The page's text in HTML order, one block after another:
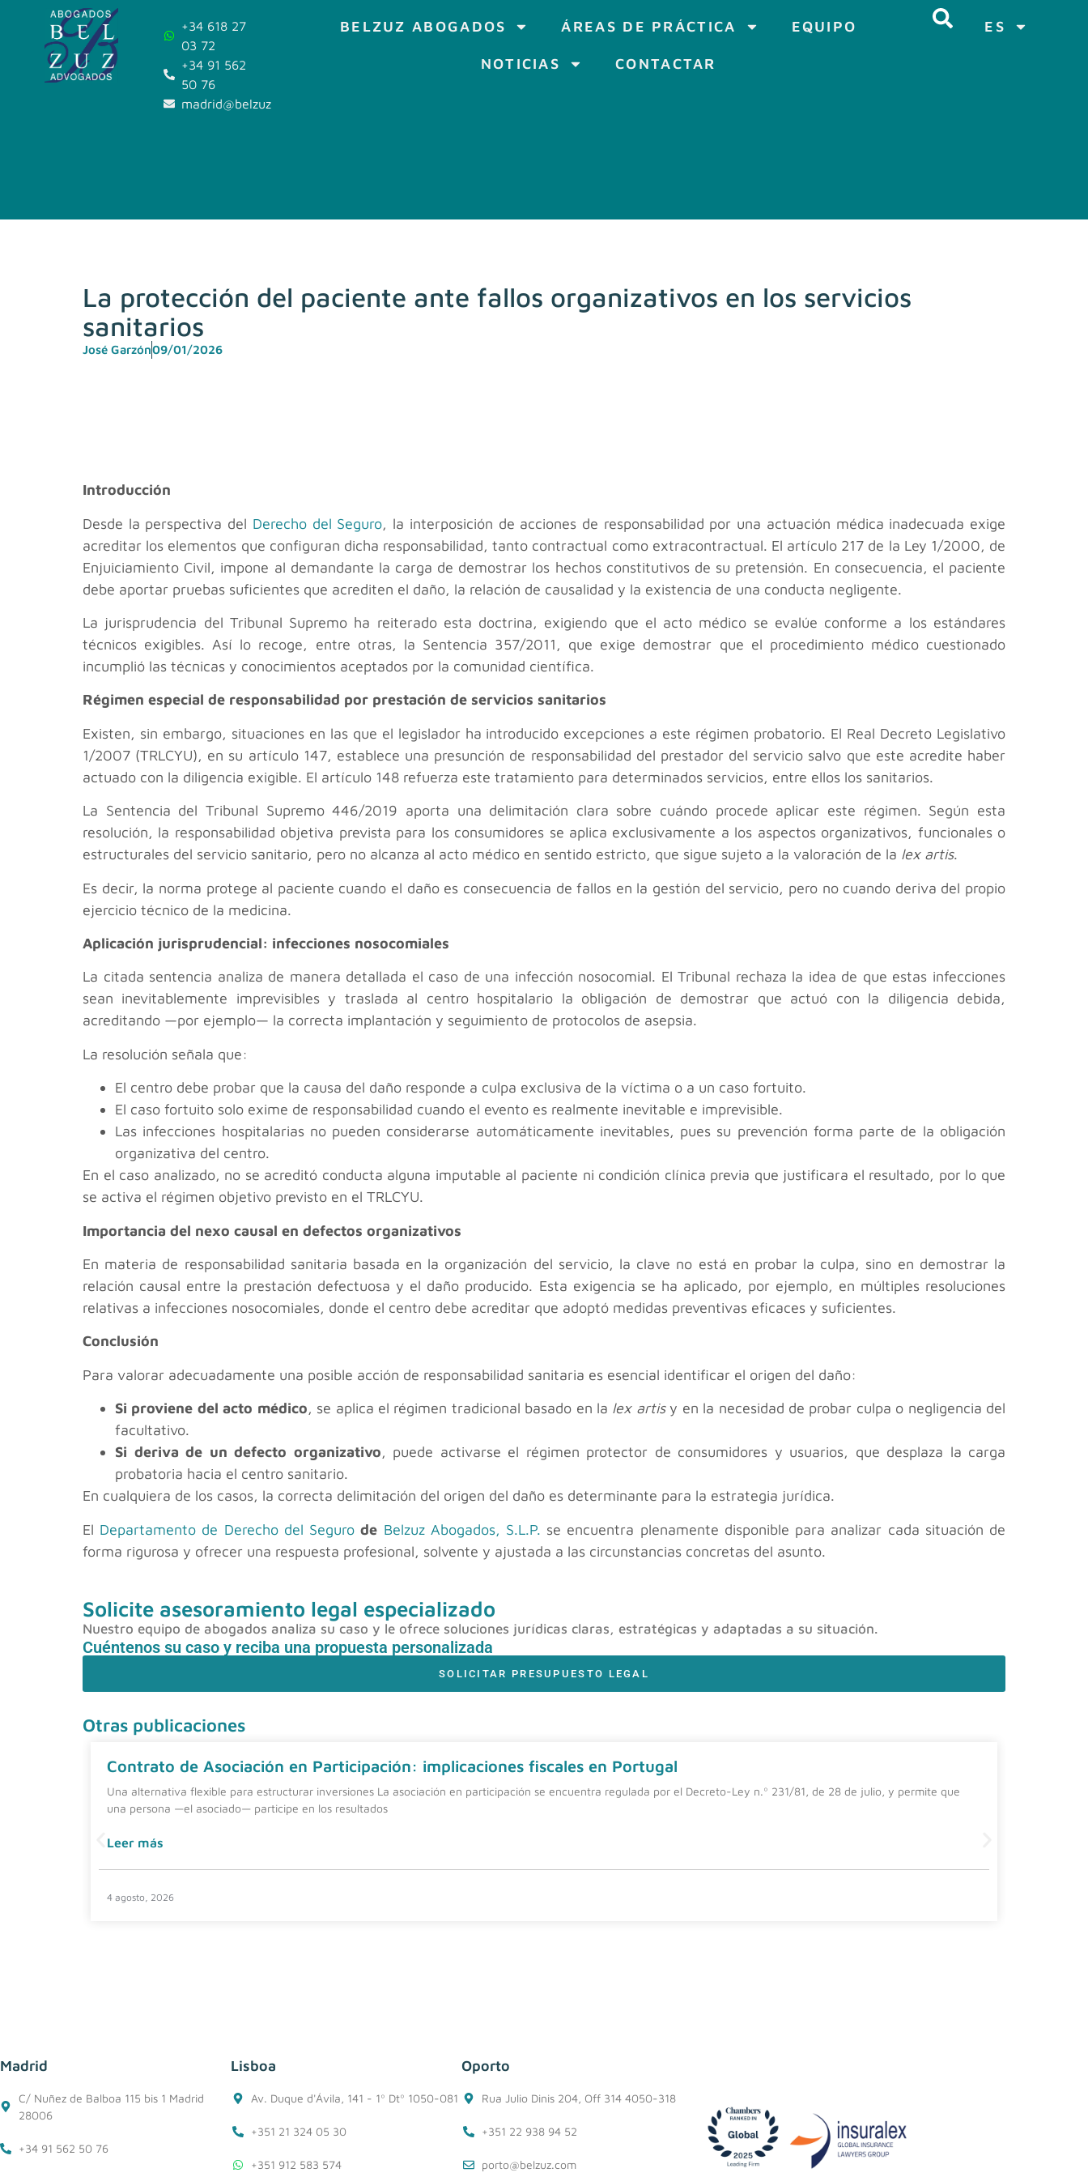
+34 618 27
03 72
+34 91 562
50 76
madrid@belzuz.com
BELZUZ ABOGADOS ÁREAS DE PRÁCTICA EQUIPO
NOTICIAS CONTACTAR
ES
La protección del paciente ante fallos organizativos en los servicios
sanitarios
José Garzón09/01/2026
Introducción
Desde la perspectiva del Derecho del Seguro, la interposición de acciones de responsabilidad por una actuación médica inadecuada exige
acreditar los elementos que configuran dicha responsabilidad, tanto contractual como extracontractual. El artículo 217 de la Ley 1/2000, de
Enjuiciamiento Civil, impone al demandante la carga de demostrar los hechos constitutivos de su pretensión. En consecuencia, el paciente
debe aportar pruebas suficientes que acrediten el daño, la relación de causalidad y la existencia de una conducta negligente.
La jurisprudencia del Tribunal Supremo ha reiterado esta doctrina, exigiendo que el acto médico se evalúe conforme a los estándares
técnicos exigibles. Así lo recoge, entre otras, la Sentencia 357/2011, que exige demostrar que el procedimiento médico cuestionado
incumplió las técnicas y conocimientos aceptados por la comunidad científica.
Régimen especial de responsabilidad por prestación de servicios sanitarios
Existen, sin embargo, situaciones en las que el legislador ha introducido excepciones a este régimen probatorio. El Real Decreto Legislativo
1/2007 (TRLCYU), en su artículo 147, establece una presunción de responsabilidad del prestador del servicio salvo que este acredite haber
actuado con la diligencia exigible. El artículo 148 refuerza este tratamiento para determinados servicios, entre ellos los sanitarios.
La Sentencia del Tribunal Supremo 446/2019 aporta una delimitación clara sobre cuándo procede aplicar este régimen. Según esta
resolución, la responsabilidad objetiva prevista para los consumidores se aplica exclusivamente a los aspectos organizativos, funcionales o
estructurales del servicio sanitario, pero no alcanza al acto médico en sentido estricto, que sigue sujeto a la valoración de la lex artis.
Es decir, la norma protege al paciente cuando el daño es consecuencia de fallos en la gestión del servicio, pero no cuando deriva del propio
ejercicio técnico de la medicina.
Aplicación jurisprudencial: infecciones nosocomiales
La citada sentencia analiza de manera detallada el caso de una infección nosocomial. El Tribunal rechaza la idea de que estas infecciones
sean inevitablemente imprevisibles y traslada al centro hospitalario la obligación de demostrar que actuó con la diligencia debida,
acreditando —por ejemplo— la correcta implantación y seguimiento de protocolos de asepsia.
La resolución señala que:
El centro debe probar que la causa del daño responde a culpa exclusiva de la víctima o a un caso fortuito.
El caso fortuito solo exime de responsabilidad cuando el evento es realmente inevitable e imprevisible.
Las infecciones hospitalarias no pueden considerarse automáticamente inevitables, pues su prevención forma parte de la obligación
organizativa del centro.
En el caso analizado, no se acreditó conducta alguna imputable al paciente ni condición clínica previa que justificara el resultado, por lo que
se activa el régimen objetivo previsto en el TRLCYU.
Importancia del nexo causal en defectos organizativos
En materia de responsabilidad sanitaria basada en la organización del servicio, la clave no está en probar la culpa, sino en demostrar la
relación causal entre la prestación defectuosa y el daño producido. Esta exigencia se ha aplicado, por ejemplo, en múltiples resoluciones
relativas a infecciones nosocomiales, donde el centro debe acreditar que adoptó medidas preventivas eficaces y suficientes.
Conclusión
Para valorar adecuadamente una posible acción de responsabilidad sanitaria es esencial identificar el origen del daño:
Si proviene del acto médico, se aplica el régimen tradicional basado en la lex artisy en la necesidad de probar culpa o negligencia del
facultativo.
Si deriva de un defecto organizativo, puede activarse el régimen protector de consumidores y usuarios, que desplaza la carga
probatoria hacia el centro sanitario.
En cualquiera de los casos, la correcta delimitación del origen del daño es determinante para la estrategia jurídica.
El Departamento de Derecho del Seguro de Belzuz Abogados, S.L.P. se encuentra plenamente disponible para analizar cada situación de
forma rigurosa y ofrecer una respuesta profesional, solvente y ajustada a las circunstancias concretas del asunto.
Solicite asesoramiento legal especializado
Nuestro equipo de abogados analiza su caso y le ofrece soluciones jurídicas claras, estratégicas y adaptadas a su situación.
Cuéntenos su caso y reciba una propuesta personalizada
SOLICITAR PRESUPUESTO LEGAL
Otras publicaciones
Contrato de Asociación en Participación: implicaciones fiscales en Portugal
Una alternativa flexible para estructurar inversiones La asociación en participación se encuentra regulada por el Decreto-Ley n.º 231/81, de 28 de julio, y permite que
una persona —el asociado— participe en los resultados
Leer más
4 agosto, 2026
Madrid
C/ Nuñez de Balboa 115 bis 1 Madrid
28006
+34 91 562 50 76
Lisboa
Av. Duque d'Ávila, 141 - 1º Dtº 1050-081
+351 21 324 05 30
+351 912 583 574
Oporto
Rua Julio Dinis 204, Off 314 4050-318
+351 22 938 94 52
porto@belzuz.com